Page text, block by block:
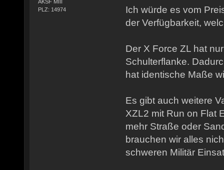
AKSF MIII
PLZ: 14974
Ich würde es vom
der Verfügbarkeit,
Der X Force ZL hat
Schulterflanke.
hat identische Maße
Es gibt auch weitere
XZL2 mit Run on Flat
mehr Straße oder
brauchen wir alles
schweren Militär